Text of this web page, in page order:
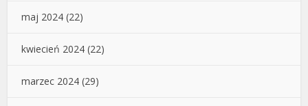
maj 2024 (22)
kwiecień 2024 (22)
marzec 2024 (29)